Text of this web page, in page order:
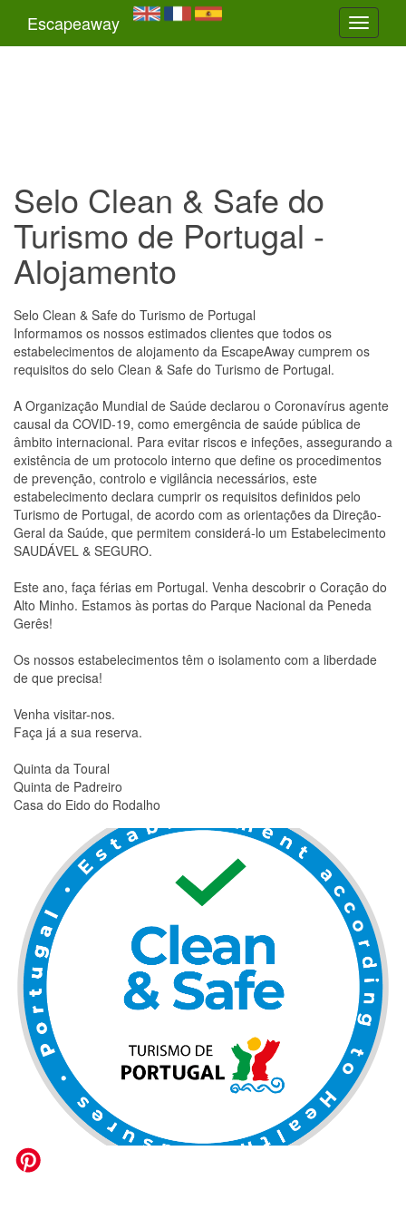
Toggle
Escapeaway
Selo Clean & Safe do
Turismo de Portugal -
Alojamento
Selo Clean & Safe do Turismo de Portugal
Informamos os nossos estimados clientes que todos os
estabelecimentos de alojamento da EscapeAway cumprem os
requisitos do selo Clean & Safe do Turismo de Portugal.
A Organização Mundial de Saúde declarou o Coronavírus agente
causal da COVID-19, como emergência de saúde pública de
âmbito internacional. Para evitar riscos e infeções, assegurando a
existência de um protocolo interno que define os procedimentos
de prevenção, controlo e vigilância necessários, este
estabelecimento declara cumprir os requisitos definidos pelo
Turismo de Portugal, de acordo com as orientações da Direção-
Geral da Saúde, que permitem considerá-lo um Estabelecimento
SAUDÁVEL & SEGURO.
Este ano, faça férias em Portugal. Venha descobrir o Coração do
Alto Minho. Estamos às portas do Parque Nacional da Peneda
Gerês!
Os nossos estabelecimentos têm o isolamento com a liberdade
de que precisa!
Venha visitar-nos.
Faça já a sua reserva.
Quinta da Toural
Quinta de Padreiro
Casa do Eido do Rodalho